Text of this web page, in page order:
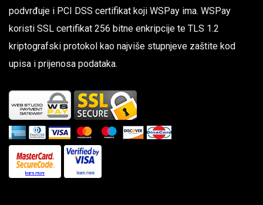
podvrđuje i PCI DSS certifikat koji WSPay ima. WSPay
koristi SSL certifikat 256 bitne enkripcije te TLS 1.2
kriptografski protokol kao najviše stupnjeve zaštite kod
upisa i prijenosa podataka.